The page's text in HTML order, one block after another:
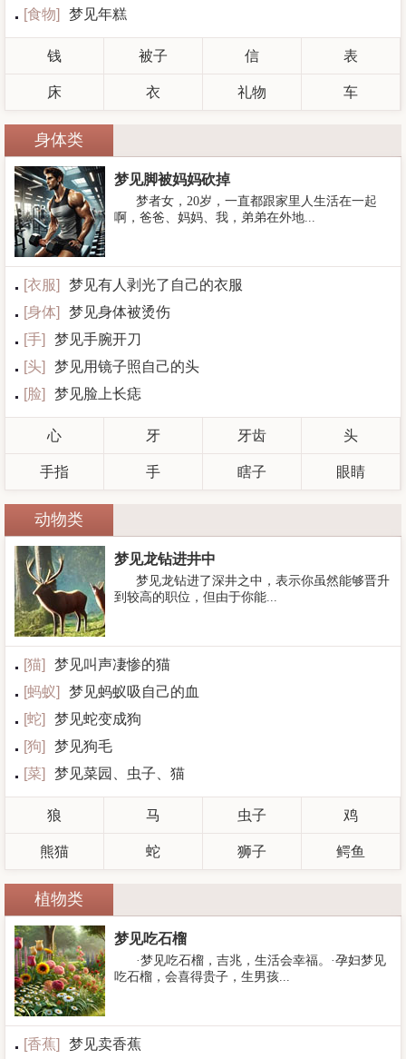
[食物] 梦见年糕
钱 被子 信 表
床 衣 礼物 车
身体类
梦见脚被妈妈砍掉
梦者女，20岁，一直都跟家里人生活在一起
啊，爸爸、妈妈、我，弟弟在外地...
[衣服]
梦见有人剥光了自己的衣服
[身体]
梦见身体被烫伤
[手]
梦见手腕开刀
[头]
梦见用镜子照自己的头
[脸] 梦见脸上长痣
心 牙 牙齿 头
手指 手 瞎子 眼睛
动物类
梦见龙钻进井中
梦见龙钻进了深井之中，表示你虽然能够晋升
到较高的职位，但由于你能...
[猫]
梦见叫声凄惨的猫
[蚂蚁]
梦见蚂蚁吸自己的血
[蛇]
梦见蛇变成狗
[狗]
梦见狗毛
[菜] 梦见菜园、虫子、猫
狼 马 虫子 鸡
熊猫 蛇 狮子 鳄鱼
植物类
梦见吃石榴
·梦见吃石榴，吉兆，生活会幸福。·孕妇梦见
吃石榴，会喜得贵子，生男孩...
[香蕉]
梦见卖香蕉